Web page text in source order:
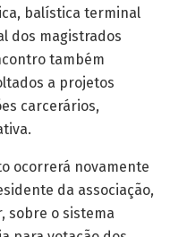
balística terminal
dos magistrados
também
a projetos
carcerários,
ocorrerá novamente
da associação,
sobre o sistema